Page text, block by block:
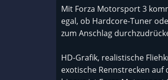
Mit Forza Motorsport 3
egal, ob Hardcore-Tuner
zum Anschlag
HD-Grafik, realistische
exotische Rennstrecken